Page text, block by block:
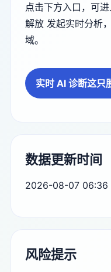
点击下方入口，可
解放 发起实时分析
域。
实时 AI 诊断这只
数据更新时间
2026-08-07 06:36
风险提示